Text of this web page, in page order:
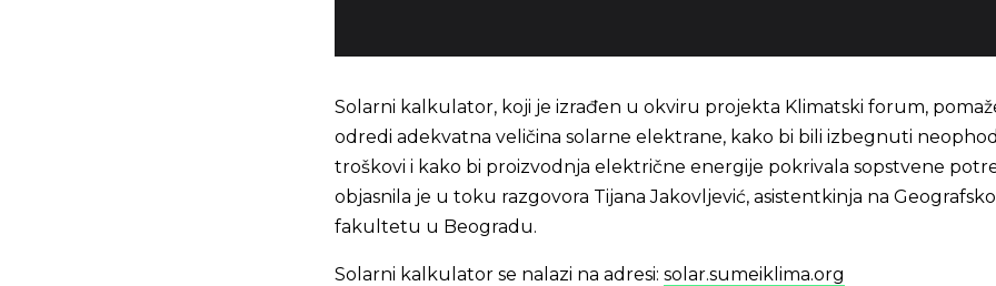
Solarni kalkulator, koji je izrađen u okviru projekta Klimatski forum,
odredi adekvatna veličina solarne elektrane, kako bi bili izbegnuti
troškovi i kako bi proizvodnja električne energije pokrivala sopstvene
objasnila je u toku razgovora Tijana Jakovljević, asistentkinja na
fakultetu u Beogradu.
Solarni kalkulator se nalazi na adresi: solar.sumeiklima.org